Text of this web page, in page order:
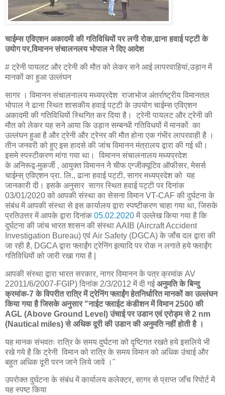
चाईम्स एविएशन अकादमी की गतिविधियों पर लगी रोक,ढाना हवाई पट्टी के
उयोग पर,विमानन संचालनलय भोपाल ने दिए आदेश
# ट्रेनी पायलट और ट्रेनी की मौत को लेकर सने आई लापरवाहियां,उड़ान में
मानकों का हुआ उल्लंघन
सागर । विमानन संचालनालय मध्यप्रदेश राजाभोज अंतर्राष्ट्रीय विमानतल
भोपाल ने ढाना स्थित शासकीय हवाई पट्टी के उपयोगचाईम्स एविएशन
अकादमी की गतिविधियों स्थिगित कर दिया है। ट्रेनी पायलट और ट्रेनी की
मौत को लेकर यह सने आया कि उड़ान सम्बन्धी गतिविधयों में मानकों का
उल्लंघन हुआ है और ट्रेनी और ट्रेनर की मौत होना एक गंभीर लापरवाही है ।
तीन जनवरी को हुए इस हादसे की जांच विमानन मंत्रालय द्वारा की गई थी।
इसमे स्पस्टीकरण मांगा गया था।
विमानन संचालनालय मध्यप्रदेश
के अनिरूद्व-मुकर्जी , आयुक्त विमानननेे चीफ एग्जीक्यूटिव ऑफीसर, मेसर्स
चाईम्स् एविएशन प्रा. लि., ढाना हवाई पट्टी, सागर मध्यप्रदेश को यह
जानकारी दी। इसके अनुसार सागर स्थित हवाई पट्टी पर दिनांक
03/01/2020 को आपकी संस्था का सेसना विमान VT-CAF की दुर्घटना के
संबंध में आपकी संस्था से इस कार्यालय द्वारा स्पष्टीकरण चाहा गया था, जिसके
प्रतिउत्तर में आपके द्वारा दिनांक 05.02.2020 में उल्लेख किया गया है कि
दुर्घटना की जांच भारत शासन की संस्था AAIB (Aircraft Accident
Investigation Bureau) एवं Air Safety (DGCA) के जाँच दल द्वारा की
जा रही है, DGCA द्वारा फ्लाईंग ट्रेनिंग इत्यादि पर रोक न लगाते हये फ्लाईंग
गतिविधियों को जारी रखा गया है |
आपकी संस्था द्वारा भारत सरकार, नागर विमानन के पत्र क्रमांक AV
22011/6/2007-FGIP) दिनांक 2/3/2012 में दी गईअनुमति के बिन्दु
क्रमांक-7 के विपरीत रात्रि में ट्रेनिंग फ्लाईंग हेतनिर्धारित मानकों का उल्लंघन
किया गया है जिसके अनुसार "नाईट फ्लाईट कंडीशन में विमान 2500 की
AGL (Above Ground Level) उंचाई पर उडान एवं एरोड्म से 2 nm
(Nautical miles) से अधिक दूरी की उडान की अनुमति नहीं होती है ।
यह मानक संभवतः रात्रि के समय दुर्घटना को दृष्टिगत रखते हये इसलिये भी
रखे गये है कि ट्रेनी विमान को रात्रि के समय विमान को अधिक उंचाई और
बहुत अधिक दूरी परन जाने लिये जावें ।"
उपरोक्त दुर्घटना के संबंध में कार्यालय कलेक्टर, सागर से प्राप्त जाँच रिपोर्ट में
यह स्पष्ट किया